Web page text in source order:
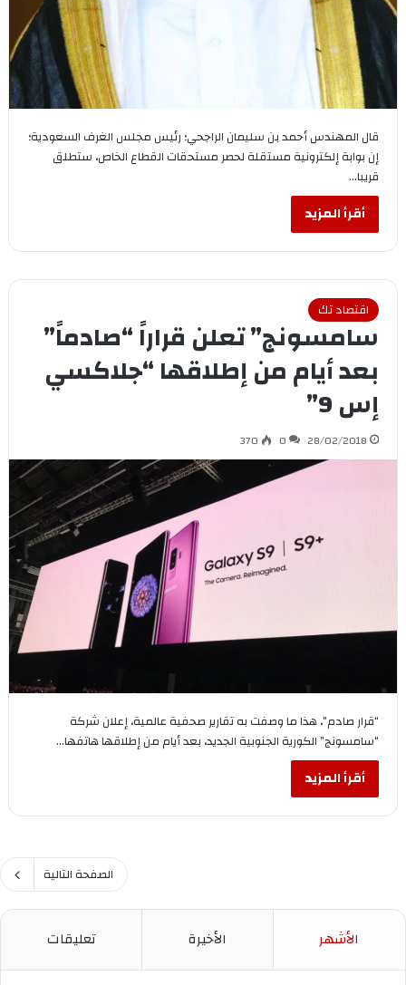
قال المهندس أحمد بن سليمان الراجحي؛ رئيس مجلس الغرف السعودية؛
إن بوابة إلكترونية مستقلة لحصر مستحقات القطاع الخاص، ستطلق
قريبا…
أقرأ المزيد
اقتصاد تك
سامسونج” تعلن قراراً “صادماً”
بعد أيام من إطلاقها “جلاكسي
إس 9”
28/02/2018
0
370
“قرار صادم”، هذا ما وصفت به تقارير صحفية عالمية، إعلان شركة
“سامسونج” الكورية الجنوبية الجديد، بعد أيام من إطلاقها هاتفها…
أقرأ المزيد
الصفحة التالية
الأشهر الأخيرة تعليقات